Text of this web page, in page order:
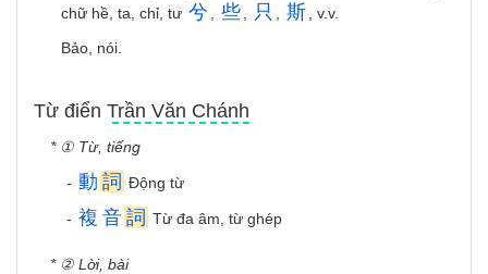
chữ hề, ta, chỉ, tư 兮 些 只 斯
, v.v.
Bảo, nói.
Từ điển Trần Văn Chánh
* ① Từ, tiếng
- 動 詞 Động từ
- 複 音 詞 Từ đa âm, từ ghép
* ② Lời, bài